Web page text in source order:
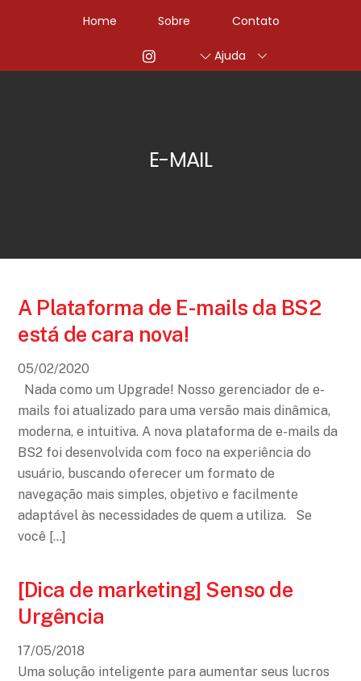
Home Sobre Contato
Ajuda
E-MAIL
A Plataforma de E-mails da BS2
está de cara nova!
05/02/2020
Nada como um Upgrade! Nosso gerenciador de e-
mails foi atualizado para uma versão mais dinâmica,
moderna, e intuitiva. A nova plataforma de e-mails da
BS2 foi desenvolvida com foco na experiência do
usuário, buscando oferecer um formato de
navegação mais simples, objetivo e facilmente
adaptável às necessidades de quem a utiliza. Se
você […]
[Dica de marketing] Senso de
Urgência
17/05/2018
Uma solução inteligente para aumentar seus lucros